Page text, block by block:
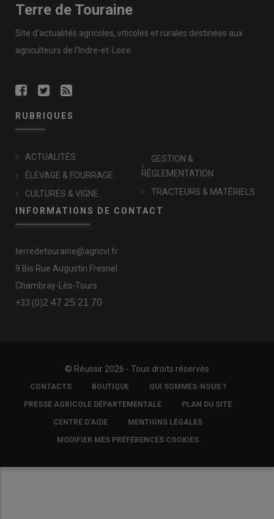
Terre de Touraine
Site d'actualités agricoles, viticoles et rurales destinées aux
agriculteurs de l'Indre-et-Loire.
RUBRIQUES
ACTUALITÉS
ÉLEVAGE & FOURRAGE
CULTURES & VIGNE
GESTION &
RÉGLEMENTATION
TRACTEURS & MATÉRIELS
INFORMATIONS DE CONTACT
terredetouraine@agricvl.fr
9 Bis Rue Augustin Fresnel
Chambray-Lès-Tours
+33 (0)2 47 25 21 70
© Réussir 2026 - Tous droits réservés
FOOTER
COPYRIGHT
CONTACTS BOUTIQUE QUI SOMMES-NOUS ?
PRESSE AGRICOLE DÉPARTEMENTALE PLAN DU SITE
CENTRE D'AIDE MENTIONS LÉGALES
MODIFIER MES PRÉFÉRENCES COOKIES